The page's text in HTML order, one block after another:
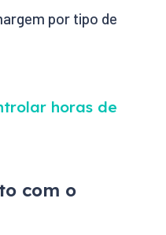
por tipo de
horas de
com o